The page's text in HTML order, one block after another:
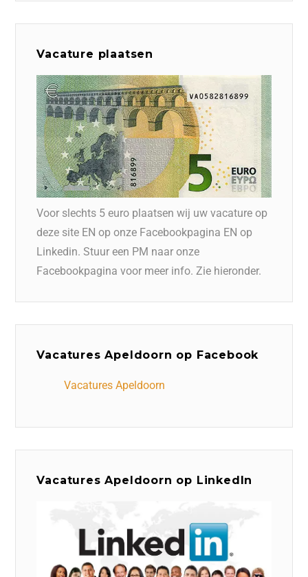
Vacature plaatsen
Voor slechts 5 euro plaatsen wij uw vacature op
deze site EN op onze Facebookpagina EN op
Linkedin. Stuur een PM naar onze
Facebookpagina voor meer info. Zie hieronder.
Vacatures Apeldoorn op Facebook
Vacatures Apeldoorn
Vacatures Apeldoorn op LinkedIn